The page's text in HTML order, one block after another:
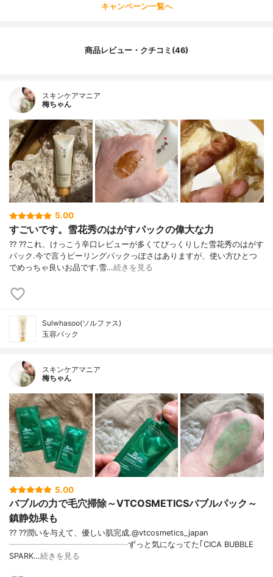
キャンペーン一覧へ
商品レビュー・クチコミ(46)
スキンケアマニア
梅ちゃん
5.00
すごいです。雪花秀のはがすパックの偉大な力
?? ??これ、けっこう辛口レビューが多くてびっくりした雪花秀のはがす
パック.今で言うピーリングパックっぽさはありますが、使い方ひとつ
でめっちゃ良いお品です.雪…続きを見る
Sulwhasoo(ソルファス)
玉容パック
スキンケアマニア
梅ちゃん
5.00
バブルの力で毛穴掃除～VTCOSMETICSバブルパック～
鎮静効果も
?? ??潤いを与えて、優しい肌完成.@vtcosmetics_japan
┈┈┈┈┈┈┈┈┈┈┈┈┈┈┈ずっと気になってた｢CICA BUBBLE
SPARK…続きを見る